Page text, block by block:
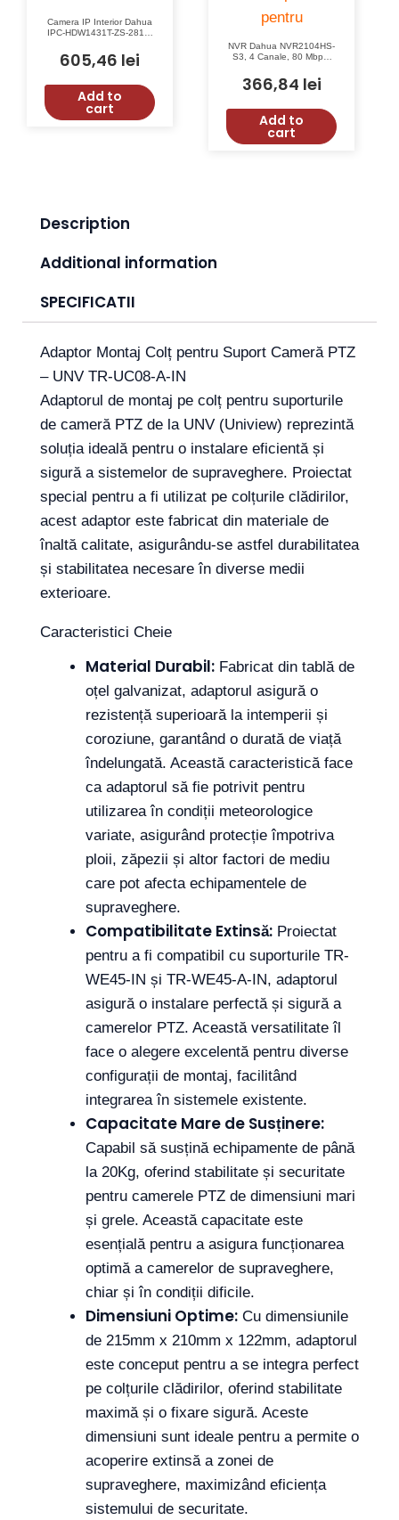
Camera IP Interior Dahua
IPC-HDW1431T-ZS-2812-
Varifocală 2.8mm-12mm
605,46 lei
Add to
cart
NVR Dahua NVR2104HS-
S3, 4 Canale, 80 Mbps,
366,84 lei
Add to
cart
Description
Additional information
SPECIFICATII
Adaptor Montaj Colț pentru Suport Cameră PTZ
– UNV TR-UC08-A-IN
Adaptorul de montaj pe colț pentru suporturile
de cameră PTZ de la UNV (Uniview) reprezintă
soluția ideală pentru o instalare eficientă și
sigură a sistemelor de supraveghere. Proiectat
special pentru a fi utilizat pe colțurile clădirilor,
acest adaptor este fabricat din materiale de
înaltă calitate, asigurându-se astfel durabilitatea
și stabilitatea necesare în diverse medii
exterioare.
Caracteristici Cheie
Material Durabil: Fabricat din tablă de
oțel galvanizat, adaptorul asigură o
rezistență superioară la intemperii și
coroziune, garantând o durată de viață
îndelungată. Această caracteristică face
ca adaptorul să fie potrivit pentru
utilizarea în condiții meteorologice
variate, asigurând protecție împotriva
ploii, zăpezii și altor factori de mediu
care pot afecta echipamentele de
supraveghere.
Compatibilitate Extinsă: Proiectat
pentru a fi compatibil cu suporturile TR-
WE45-IN și TR-WE45-A-IN, adaptorul
asigură o instalare perfectă și sigură a
camerelor PTZ. Această versatilitate îl
face o alegere excelentă pentru diverse
configurații de montaj, facilitând
integrarea în sistemele existente.
Capacitate Mare de Susținere:
Capabil să susțină echipamente de până
la 20Kg, oferind stabilitate și securitate
pentru camerele PTZ de dimensiuni mari
și grele. Această capacitate este
esențială pentru a asigura funcționarea
optimă a camerelor de supraveghere,
chiar și în condiții dificile.
Dimensiuni Optime: Cu dimensiunile
de 215mm x 210mm x 122mm, adaptorul
este conceput pentru a se integra perfect
pe colțurile clădirilor, oferind stabilitate
maximă și o fixare sigură. Aceste
dimensiuni sunt ideale pentru a permite o
acoperire extinsă a zonei de
supraveghere, maximizând eficiența
sistemului de securitate.